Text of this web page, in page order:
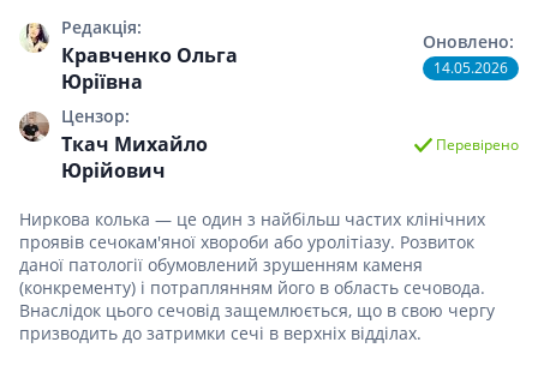
Редакція:
Кравченко Ольга
Юріївна
Цензор:
Ткач Михайло
Юрійович
Оновлено:
14.05.2026
Перевірено
Ниркова колька — це один з найбільш частих клінічних
проявів сечокам'яної хвороби або уролітіазу. Розвиток
даної патології обумовлений зрушенням каменя
(конкременту) і потраплянням його в область сечовода.
Внаслідок цього сечовід защемлюється, що в свою чергу
призводить до затримки сечі в верхніх відділах.